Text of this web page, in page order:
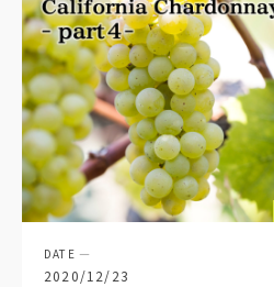
2020/12/23